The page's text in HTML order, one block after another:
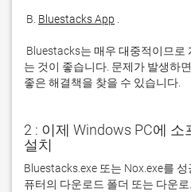
B. Bluestacks App
는 것이 좋습니다. 문제가 발생하
좋은 해결책을 찾을 수 있습니다.
2 : 이제 Windows PC에
설치
Bluestacks.exe 또는 Nox.exe를
퓨터의 다운로드 폴더 또는 다운